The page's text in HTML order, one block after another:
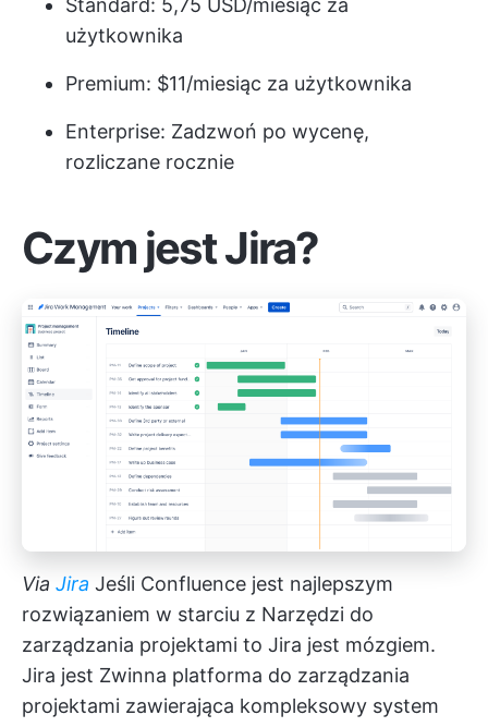
Standard: 5,75 USD/miesiąc za
użytkownika
Premium: $11/miesiąc za użytkownika
Enterprise: Zadzwoń po wycenę,
rozliczane rocznie
Czym jest Jira?
Via Jira Jeśli Confluence jest najlepszym
rozwiązaniem w starciu z Narzędzi do
zarządzania projektami to Jira jest mózgiem.
Jira jest Zwinna platforma do zarządzania
projektami zawierająca kompleksowy system